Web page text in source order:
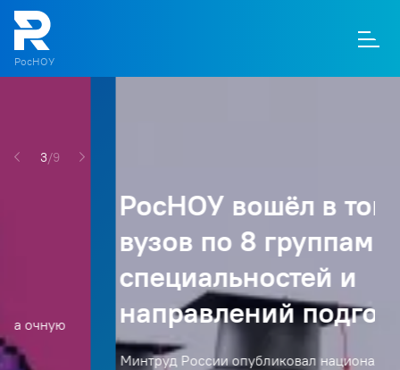
РосНОУ
/
РосНОУ вошёл в топ-20
вузов по 8 группам
специальностей и
направлений подготовки
Минтруд России опубликовал национальные